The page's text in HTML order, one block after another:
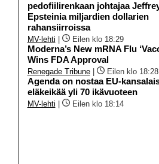
pedofiilirenkaan johtajaa
Epsteinia miljardien dollarien
rahansiirroissa
MV-lehti Eilen klo 18:29
Moderna’s New mRNA Flu
Wins FDA Approval
Renegade Tribune| Eilen klo 18:28
Agenda on nostaa EU-
eläkeikää yli 70 ikävuoteen
MV-lehti Eilen klo 18:14